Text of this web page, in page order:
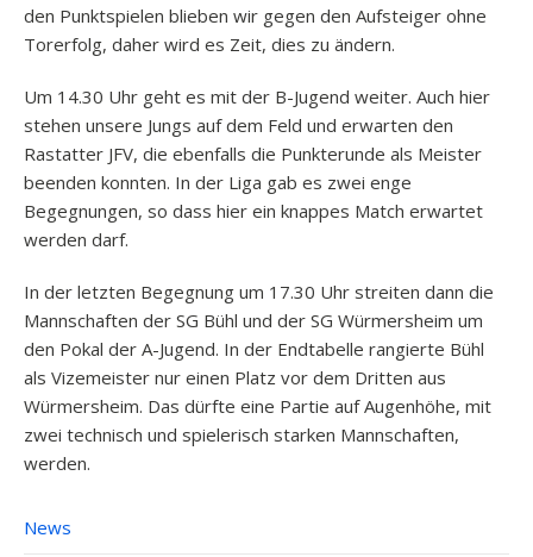
den Punktspielen blieben wir gegen den Aufsteiger ohne
Torerfolg, daher wird es Zeit, dies zu ändern.
Um 14.30 Uhr geht es mit der B-Jugend weiter. Auch hier
stehen unsere Jungs auf dem Feld und erwarten den
Rastatter JFV, die ebenfalls die Punkterunde als Meister
beenden konnten. In der Liga gab es zwei enge
Begegnungen, so dass hier ein knappes Match erwartet
werden darf.
In der letzten Begegnung um 17.30 Uhr streiten dann die
Mannschaften der SG Bühl und der SG Würmersheim um
den Pokal der A-Jugend. In der Endtabelle rangierte Bühl
als Vizemeister nur einen Platz vor dem Dritten aus
Würmersheim. Das dürfte eine Partie auf Augenhöhe, mit
zwei technisch und spielerisch starken Mannschaften,
werden.
News